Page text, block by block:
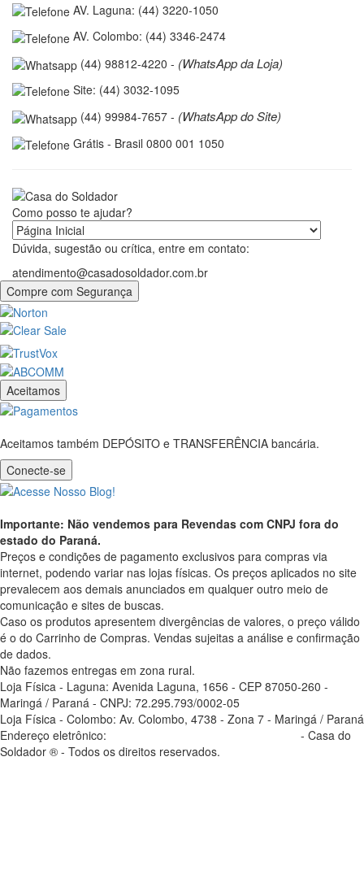
AV. Laguna: (44) 3220-1050
AV. Colombo: (44) 3346-2474
(44) 98812-4220 - (WhatsApp da Loja)
Site: (44) 3032-1095
(44) 99984-7657 - (WhatsApp do Site)
Grátis - Brasil 0800 001 1050
Como posso te ajudar?
Dúvida, sugestão ou crítica, entre em contato:
atendimento@casadosoldador.com.br
Compre com Segurança
Aceitamos
Aceitamos também DEPÓSITO e TRANSFERÊNCIA bancária.
Conecte-se
Importante: Não vendemos para Revendas com CNPJ fora do
estado do Paraná.
Preços e condições de pagamento exclusivos para compras via
internet, podendo variar nas lojas físicas. Os preços aplicados no site
prevalecem aos demais anunciados em qualquer outro meio de
comunicação e sites de buscas.
Caso os produtos apresentem divergências de valores, o preço válido
é o do Carrinho de Compras. Vendas sujeitas a análise e confirmação
de dados.
Não fazemos entregas em zona rural.
Loja Física - Laguna: Avenida Laguna, 1656 - CEP 87050-260 -
Maringá / Paraná - CNPJ: 72.295.793/0002-05
Loja Física - Colombo: Av. Colombo, 4738 - Zona 7 - Maringá / Paraná
Endereço eletrônico:
- Casa do
Soldador ® - Todos os direitos reservados.